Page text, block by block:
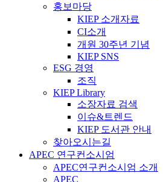
홍보마당
KIEP 소개자료
CI소개
개원 30주년 기념
KIEP SNS
ESG 경영
조직
KIEP Library
소장자료 검색
이슈&트렌드
KIEP 도서관 안내
찾아오시는길
APEC 연구컨소시엄
APEC연구컨소시엄 소개
APEC